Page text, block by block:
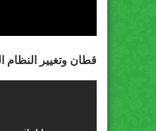
قطان وتغيير النظام